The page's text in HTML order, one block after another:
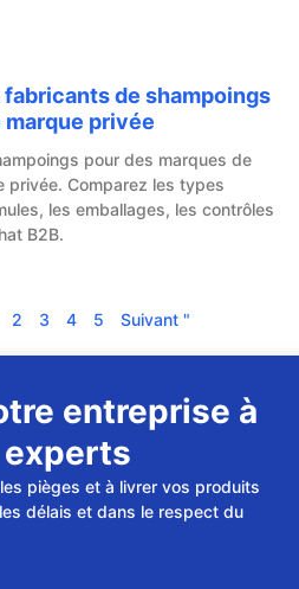
de shampoings
marque privée
pour des marques de
privée. Comparez les types
les emballages, les contrôles
B2B.
2 3 4 5 Suivant "
entreprise à
pièges et à livrer vos produits
délais et dans le respect du